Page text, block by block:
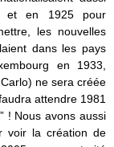
et en 1925 pour
les nouvelles
dans les pays
en 1933,
ne sera créée
attendre 1981
! Nous avons aussi
voir la création de